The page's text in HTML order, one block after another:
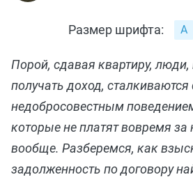
Размер шрифта:
Порой, сдавая квартиру, люди,
получать доход, сталкиваются
недобросовестным
которые не платят вовремя за
вообще. Разберемся, как
задолженность по договору